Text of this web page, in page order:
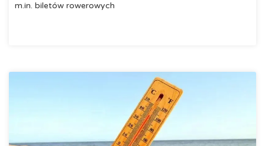
m.in. biletów rowerowych